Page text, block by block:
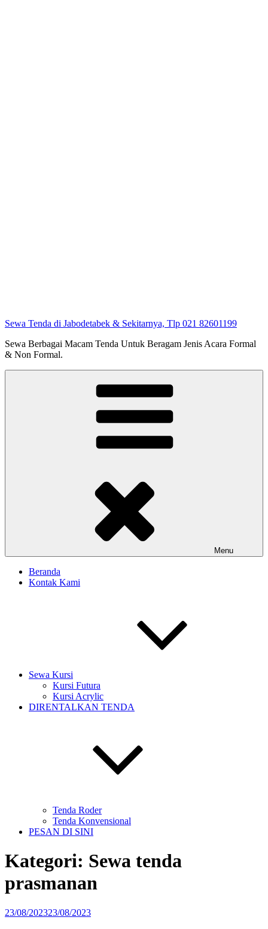
Sewa Tenda di Jabodetabek & Sekitarnya, Tlp 021 82601199
Sewa Berbagai Macam Tenda Untuk Beragam Jenis Acara Formal
& Non Formal.
Menu
Beranda
Kontak Kami
Sewa Kursi
Kursi Futura
Kursi Acrylic
DIRENTALKAN TENDA
Tenda Roder
Tenda Konvensional
PESAN DI SINI
Kategori: Sewa tenda
prasmanan
Diposkan
23/08/202323/08/2023